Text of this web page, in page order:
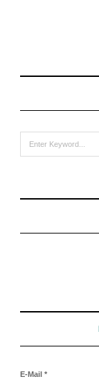
E-Mail *